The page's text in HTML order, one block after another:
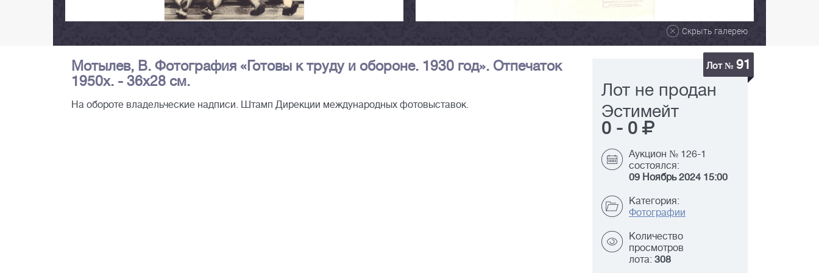
Скрыть галерею
Мотылев, В. Фотография «Готовы к труду и обороне. 1930 год». Отпечаток
1950х. - 36х28 см.
На обороте владельческие надписи. Штамп Дирекции международных фотовыставок.
Лот № 91
Лот не продан
Эстимейт
0 - 0
Аукцион № 126-1
состоялся:
09 Ноябрь 2024 15:00
Категория:
Фотографии
Количество
просмотров
лота: 308